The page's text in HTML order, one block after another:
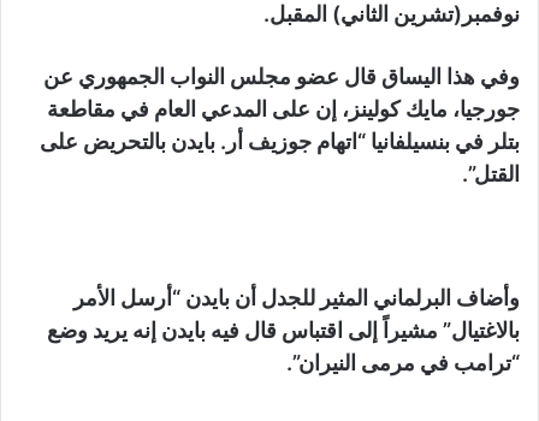
نوفمبر(تشرين الثاني) المقبل.
وفي هذا اليساق قال عضو مجلس النواب الجمهوري عن
جورجيا، مايك كولينز، إن على المدعي العام في مقاطعة
بتلر في بنسيلفانيا “اتهام جوزيف أر. بايدن بالتحريض على
القتل”.
وأضاف البرلماني المثير للجدل أن بايدن “أرسل الأمر
بالاغتيال” مشيراً إلى اقتباس قال فيه بايدن إنه يريد وضع
“ترامب في مرمى النيران”.